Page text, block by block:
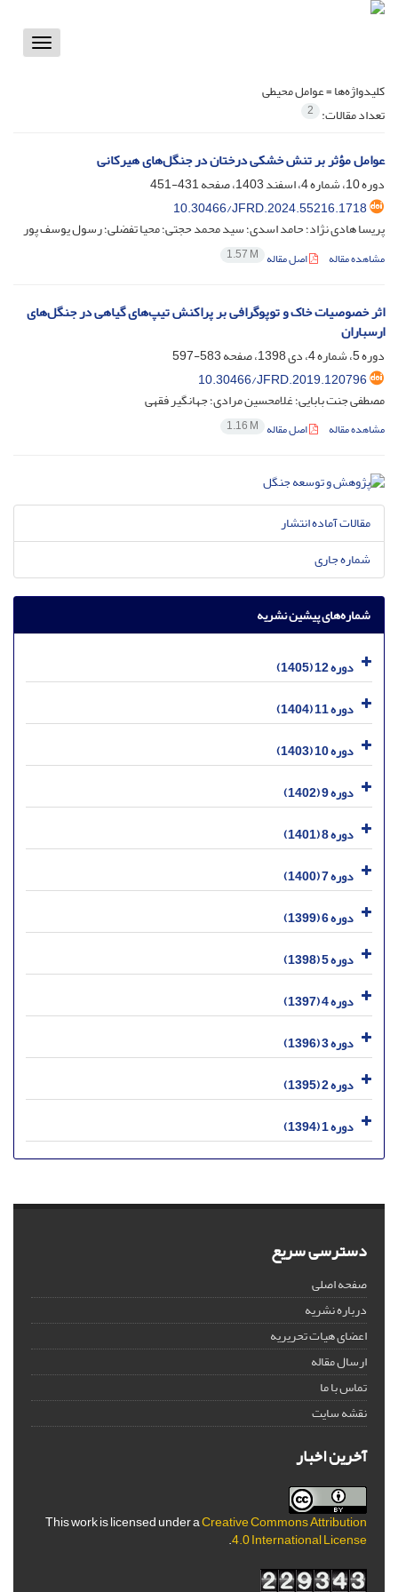
Toggle
کلیدواژه‌ها =عوامل محیطی
تعداد مقالات: 2
عوامل مؤثر بر تنش خشکی درختان در جنگل‌های هیرکانی
دوره 10، شماره 4، اسفند 1403، صفحه
431-451
10.30466/JFRD.2024.55216.1718
پریسا هادی نژاد؛ حامد اسدی؛ سید محمد حجتی؛ محیا تفضلی؛ رسول یوسف پور
مشاهده مقاله اصل مقاله 1.57 M
اثر خصوصیات خاک و توپوگرافی بر پراکنش تیپ‌های گیاهی در جنگل‌های
ارسباران‌
دوره 5، شماره 4، دی 1398، صفحه
583-597
10.30466/JFRD.2019.120796
مصطفی جنت بابایی؛ غلامحسین مرادی؛ جهانگیر فقهی
مشاهده مقاله اصل مقاله 1.16 M
مقالات آماده انتشار
شماره جاری
شماره‌های پیشین نشریه
دوره 12 (1405)
دوره 11 (1404)
دوره 10 (1403)
دوره 9 (1402)
دوره 8 (1401)
دوره 7 (1400)
دوره 6 (1399)
دوره 5 (1398)
دوره 4 (1397)
دوره 3 (1396)
دوره 2 (1395)
دوره 1 (1394)
دسترسی سریع
صفحه اصلی
درباره نشریه
اعضای هیات تحریریه
ارسال مقاله
تماس با ما
نقشه سایت
آخرین اخبار
This work is licensed under aCreative Commons Attribution
4.0 International License
.